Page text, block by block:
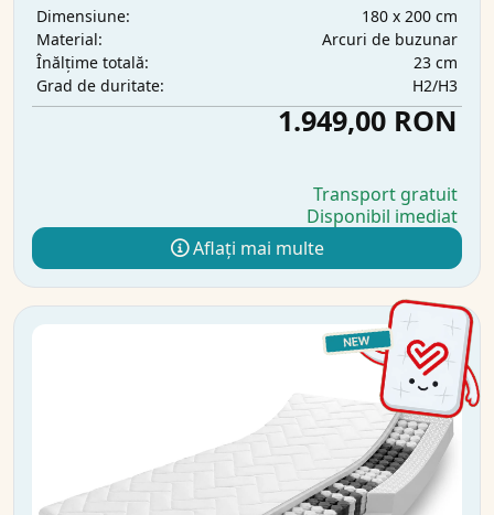
Dimensiune:
180 x 200 cm
Material:
Arcuri de buzunar
Înălțime totală:
23 cm
Grad de duritate:
H2/H3
1.949,00 RON
Transport gratuit
Disponibil imediat
Aflați mai multe